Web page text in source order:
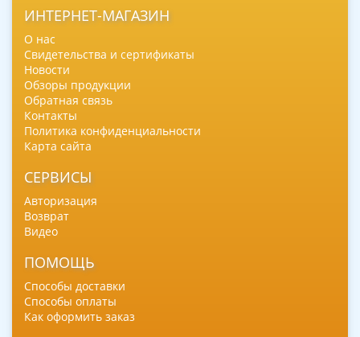
ИНТЕРНЕТ-МАГАЗИН
О нас
Свидетельства и сертификаты
Новости
Обзоры продукции
Обратная связь
Контакты
Политика конфиденциальности
Карта сайта
СЕРВИСЫ
Авторизация
Возврат
Видео
ПОМОЩЬ
Способы доставки
Способы оплаты
Как оформить заказ